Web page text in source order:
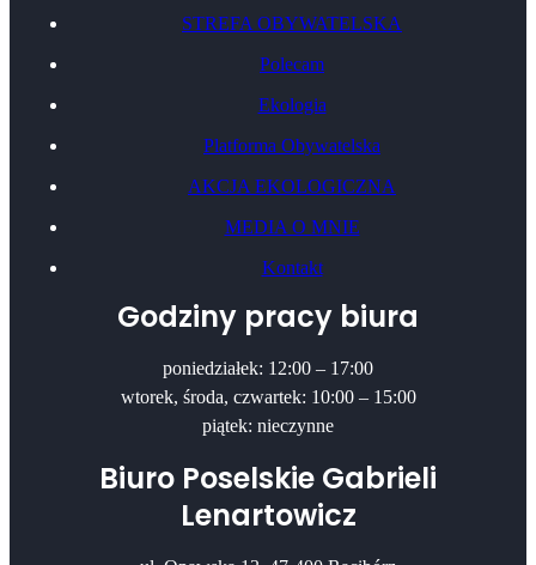
STREFA OBYWATELSKA
Polecam
Ekologia
Platforma Obywatelska
AKCJA EKOLOGICZNA
MEDIA O MNIE
Kontakt
Godziny pracy biura
poniedziałek: 12:00 – 17:00
wtorek, środa, czwartek: 10:00 – 15:00
piątek: nieczynne
Biuro Poselskie Gabrieli
Lenartowicz